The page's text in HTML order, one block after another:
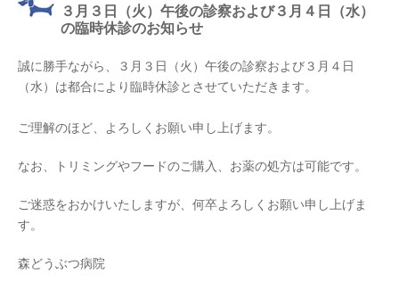
３月３日（火）午後の診察および３月４日（水）
の臨時休診のお知らせ
誠に勝手ながら、３月３日（火）午後の診察および３月４日
（水）は都合により臨時休診とさせていただきます。
ご理解のほど、よろしくお願い申し上げます。
なお、トリミングやフードのご購入、お薬の処方は可能です。
ご迷惑をおかけいたしますが、何卒よろしくお願い申し上げま
す。
森どうぶつ病院